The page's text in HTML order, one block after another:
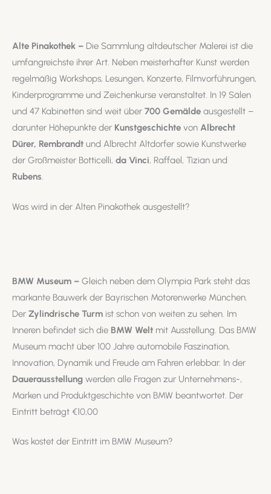
Was wird in der Alten Pinakothek ausgestellt?
Alte Pinakothek – Die Sammlung altdeutscher Malerei ist die
umfangreichste ihrer Art. Neben meisterhafter Kunst werden
regelmäßig Workshops, Lesungen, Konzerte, Filmvorführungen,
Kinderprogramme und Zeichenkurse veranstaltet. In 19 Sälen
und 47 Kabinetten sind weit über 700 Gemälde ausgestellt –
darunter Höhepunkte der Kunstgeschichte von Albrecht
Dürer, Rembrandt und Albrecht Altdorfer sowie Kunstwerke
der Großmeister Botticelli, da Vinci, Raffael, Tizian und
Rubens.
Was kostet der Eintritt im BMW Museum?
BMW Museum – Gleich neben dem Olympia Park steht das
markante Bauwerk der Bayrischen Motorenwerke München.
Der Zylindrische Turm ist schon von weiten zu sehen. Im
Inneren befindet sich die BMW Welt mit Ausstellung. Das BMW
Museum macht über 100 Jahre automobile Faszination,
Innovation, Dynamik und Freude am Fahren erlebbar. In der
Dauerausstellung werden alle Fragen zur Unternehmens-,
Marken und Produktgeschichte von BMW beantwortet. Der
Eintritt beträgt €10,00